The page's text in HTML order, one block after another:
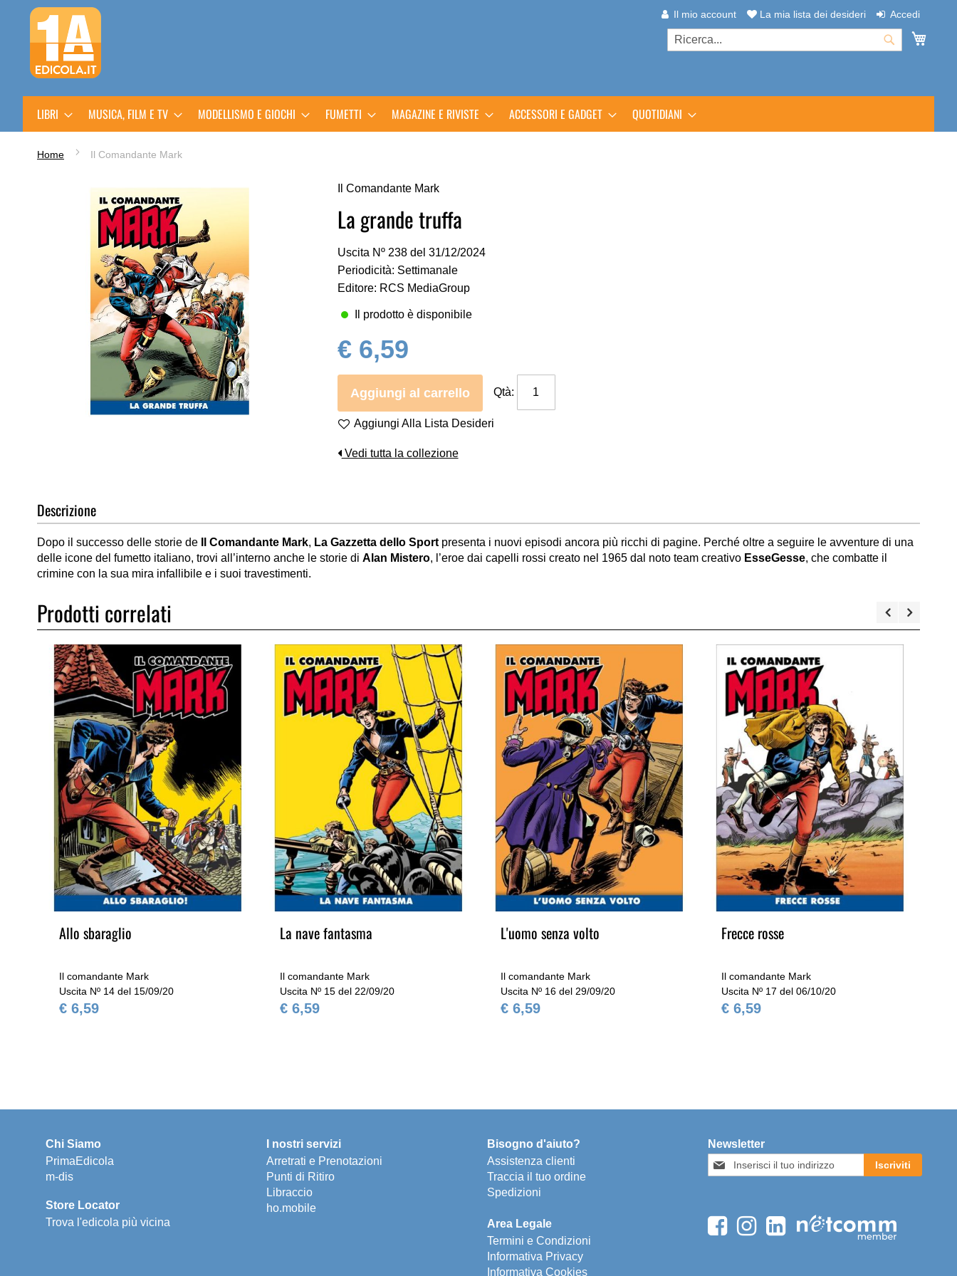
Salta
al
contenuto
Il mio account La mia lista dei desideri Accedi
Cerca
LIBRI MUSICA, FILM E TV MODELLISMO E GIOCHI FUMETTI MAGAZINE E RIVISTE ACCESSORI E GADGET QUOTIDIANI
Home Il Comandante Mark
di
immagini
Il Comandante Mark
La grande truffa
Uscita Nº 238 del 31/12/2024
Periodicità: Settimanale
Editore: RCS MediaGroup
Il prodotto è disponibile
€ 6,59
Aggiungi al carrello Qtà:
Aggiungi Alla Lista Desideri
Vedi tutta la collezione
Descrizione
Dopo il successo delle storie de Il Comandante Mark, La Gazzetta dello Sport presenta i nuovi episodi ancora più ricchi di pagine. Perché oltre a seguire le avventure di una
delle icone del fumetto italiano, trovi all’interno anche le storie di Alan Mistero, l’eroe dai capelli rossi creato nel 1965 dal noto team creativo EsseGesse, che combatte il
crimine con la sua mira infallibile e i suoi travestimenti.
Prodotti correlati
Allo sbaraglio
Il comandante Mark
Uscita Nº 14 del 15/09/20
€ 6,59
La nave fantasma
Il comandante Mark
Uscita Nº 15 del 22/09/20
€ 6,59
L'uomo senza volto
Il comandante Mark
Uscita Nº 16 del 29/09/20
€ 6,59
Frecce rosse
Il comandante Mark
Uscita Nº 17 del 06/10/20
€ 6,59
Chi Siamo
PrimaEdicola
m-dis
Store Locator
Trova l'edicola più vicina
I nostri servizi
Arretrati e Prenotazioni
Punti di Ritiro
Libraccio
ho.mobile
Bisogno d'aiuto?
Assistenza clienti
Traccia il tuo ordine
Spedizioni
Area Legale
Termini e Condizioni
Informativa Privacy
Informativa Cookies
Newsletter
Iscriviti
alla
Iscriviti